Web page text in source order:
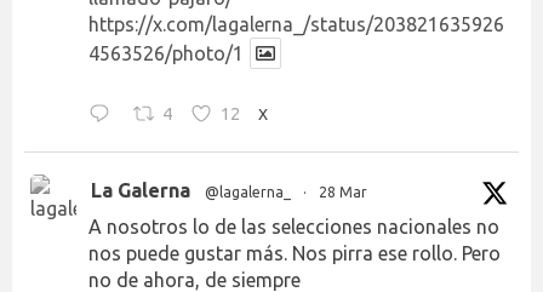
https://x.com/lagalerna_/status/203821635926
4563526/photo/1
4 12 X
La Galerna @lagalerna_ · 28 Mar
A nosotros lo de las selecciones nacionales no
nos puede gustar más. Nos pirra ese rollo. Pero
no de ahora, de siempre